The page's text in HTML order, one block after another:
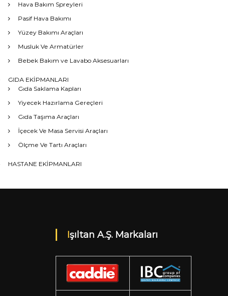
Hava Bakım Spreyleri
Pasif Hava Bakımı
Yüzey Bakımı Araçları
Musluk Ve Armatürler
Bebek Bakım ve Lavabo Aksesuarları
GIDA EKİPMANLARI
Gıda Saklama Kapları
Yiyecek Hazırlama Gereçleri
Gıda Taşıma Araçları
İçecek Ve Masa Servisi Araçları
Ölçme Ve Tartı Araçları
HASTANE EKİPMANLARI
Işıltan A.Ş. Markaları